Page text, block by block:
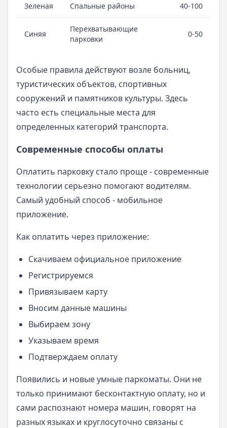
Зеленая Спальные районы 40-100
Синяя
Перехватывающие
парковки
0-50
Особые правила действуют возле больниц,
туристических объектов, спортивных
сооружений и памятников культуры. Здесь
часто есть специальные места для
определенных категорий транспорта.
Современные способы оплаты
Оплатить парковку стало проще - современные
технологии серьезно помогают водителям.
Самый удобный способ - мобильное
приложение.
Как оплатить через приложение:
Скачиваем официальное приложение
Регистрируемся
Привязываем карту
Вносим данные машины
Выбираем зону
Указываем время
Подтверждаем оплату
Появились и новые умные паркоматы. Они не
только принимают бесконтактную оплату, но и
сами распознают номера машин, говорят на
разных языках и круглосуточно связаны с